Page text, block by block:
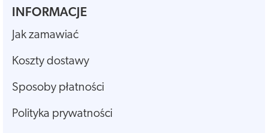
INFORMACJE
Jak zamawiać
Koszty dostawy
Sposoby płatności
Polityka prywatności